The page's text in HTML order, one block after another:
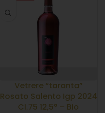
Vetrere “taranta”
Rosato Salento Igp 2024
Cl.75 12,5° – Bio